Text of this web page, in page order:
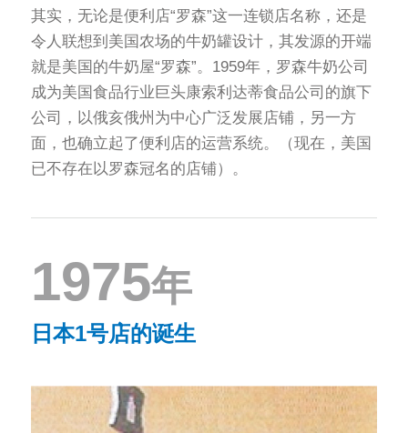
其实，无论是便利店“罗森”这一连锁店名称，还是
令人联想到美国农场的牛奶罐设计，其发源的开端
就是美国的牛奶屋“罗森”。1959年，罗森牛奶公司
成为美国食品行业巨头康索利达蒂食品公司的旗下
公司，以俄亥俄州为中心广泛发展店铺，另一方
面，也确立起了便利店的运营系统。（现在，美国
已不存在以罗森冠名的店铺）。
1975年
日本1号店的诞生